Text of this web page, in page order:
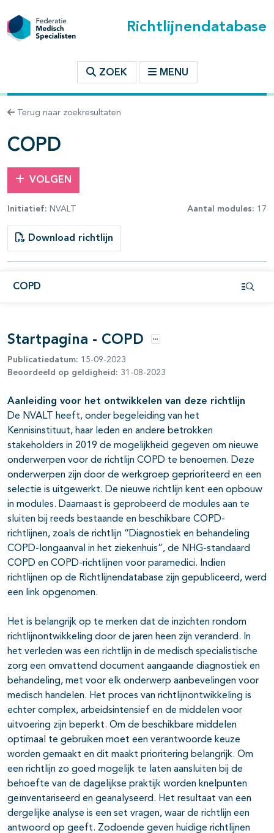
Richtlijnendatabase
ZOEK MENU
Terug naar zoekresultaten
COPD
VOLGEN
Initiatief: NVALT Aantal modules: 17
Download richtlijn
COPD
binnen deze richtlijn
open- en dichtklappen
open- en dichtklappen
open- en dichtklappen
Startpagina - COPD Opties
Publicatiedatum: 15-09-2023
Beoordeeld op geldigheid: 31-08-2023
Aanleiding voor het ontwikkelen van deze richtlijn
De NVALT heeft, onder begeleiding van het
Kennisinstituut, haar leden en andere betrokken
stakeholders in 2019 de mogelijkheid gegeven om nieuwe
onderwerpen voor de richtlijn COPD te benoemen. Deze
onderwerpen zijn door de werkgroep geprioriteerd en een
selectie is uitgewerkt. De nieuwe richtlijn kent een opbouw
in modules. Daarnaast is geprobeerd de modules aan te
sluiten bij reeds bestaande en beschikbare COPD-
richtlijnen, zoals de richtlijn “Diagnostiek en behandeling
COPD-longaanval in het ziekenhuis”, de NHG-standaard
COPD en COPD-richtlijnen voor paramedici. Indien
richtlijnen op de Richtlijnendatabase zijn gepubliceerd, werd
een link opgenomen.
Het is belangrijk op te merken dat de inzichten rondom
richtlijnontwikkeling door de jaren heen zijn veranderd. In
het verleden was een richtlijn in de medisch specialistische
zorg een omvattend document aangaande diagnostiek en
behandeling, met voor elk onderwerp aanbevelingen voor
medisch handelen. Het proces van richtlijnontwikkeling is
echter complex, arbeidsintensief en de middelen voor
uitvoering zijn beperkt. Om de beschikbare middelen
optimaal te gebruiken moet een verantwoorde keuze
worden gemaakt en dit maakt prioritering belangrijk. Om
een richtlijn zo goed mogelijk te laten aansluiten bij de
behoefte van de dagelijkse praktijk worden knelpunten
geïnventariseerd en geanalyseerd. Het resultaat van een
dergelijke analyse is een set vragen, waar de richtlijn een
antwoord op geeft. Zodoende geven huidige richtlijnen